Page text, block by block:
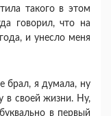
такого в этом
говорил, что на
и унесло меня
брал, я думала, ну
в своей жизни. Ну,
в первый